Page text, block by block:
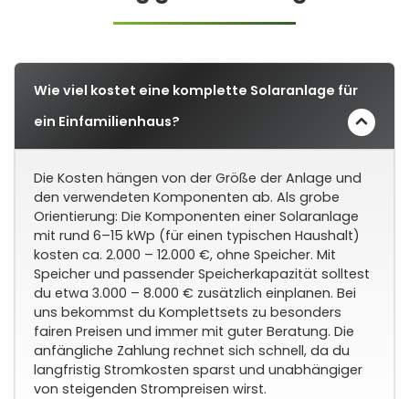
Wie viel kostet eine komplette Solaranlage für
ein Einfamilienhaus?
Die Kosten hängen von der Größe der Anlage und
den verwendeten Komponenten ab. Als grobe
Orientierung: Die Komponenten einer Solaranlage
mit rund 6–15 kWp (für einen typischen Haushalt)
kosten ca. 2.000 – 12.000 €, ohne Speicher. Mit
Speicher und passender Speicherkapazität solltest
du etwa 3.000 – 8.000 € zusätzlich einplanen. Bei
uns bekommst du Komplettsets zu besonders
fairen Preisen und immer mit guter Beratung. Die
anfängliche Zahlung rechnet sich schnell, da du
langfristig Stromkosten sparst und unabhängiger
von steigenden Strompreisen wirst.